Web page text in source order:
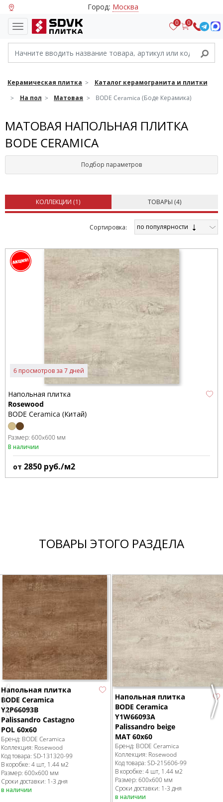
Город: Москва
0 0
Керамическая плитка
Каталог керамогранита и плитки
На пол
Матовая BODE Ceramica (Боде Керамика)
МАТОВАЯ НАПОЛЬНАЯ ПЛИТКА
BODE CERAMICA
Подбор параметров
КОЛЛЕКЦИИ (1) ТОВАРЫ (4)
Cортировка: по популярности
6 просмотров за 7 дней
Напольная плитка
Rosewood
BODE Ceramica (Китай)
Размер: 600x600 мм
В наличии
от 2850 руб./м2
ТОВАРЫ ЭТОГО РАЗДЕЛА
Previous
Напольная плитка
BODE Ceramica
Y2P66093B
Palissandro Castagno
POL 60x60
Бренд: BODE Ceramica
Коллекция: Rosewood
Код товара: SD-131320-99
В коробке: 4 шт, 1.44 м2
Размер: 600x600 мм
Сроки доставки: 1-3 дня
в наличии
Напольная плитка
BODE Ceramica
Y1W66093A
Palissandro beige
MAT 60x60
Бренд: BODE Ceramica
Коллекция: Rosewood
Код товара: SD-215606-99
В коробке: 4 шт, 1.44 м2
Размер: 600x600 мм
Сроки доставки: 1-3 дня
в наличии